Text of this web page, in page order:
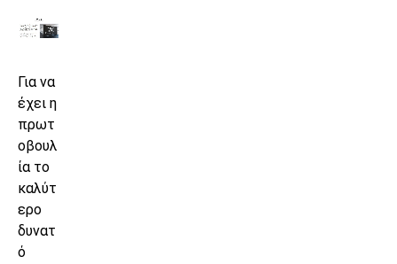
Για να
έχει η
πρωτ
οβουλ
ία το
καλύτ
ερο
δυνατ
ό